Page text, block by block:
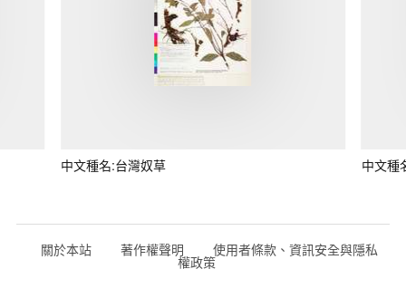
中文種名:台灣奴草 中文種
關於本站 著作權聲明 使用者條款、資訊安全與隱私
權政策